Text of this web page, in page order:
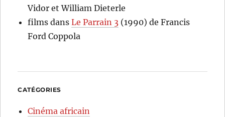
Vidor et William Dieterle
films dansLe Parrain 3 (1990) de Francis
Ford Coppola
CATÉGORIES
Cinéma africain